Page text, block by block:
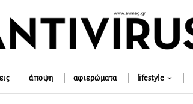
άποψη αφιερώματα lifestyle